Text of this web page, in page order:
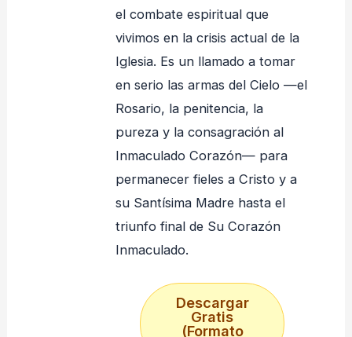
el combate espiritual que
vivimos en la crisis actual de la
Iglesia. Es un llamado a tomar
en serio las armas del Cielo —el
Rosario, la penitencia, la
pureza y la consagración al
Inmaculado Corazón— para
permanecer fieles a Cristo y a
su Santísima Madre hasta el
triunfo final de Su Corazón
Inmaculado.
Descargar
Gratis
(Formato